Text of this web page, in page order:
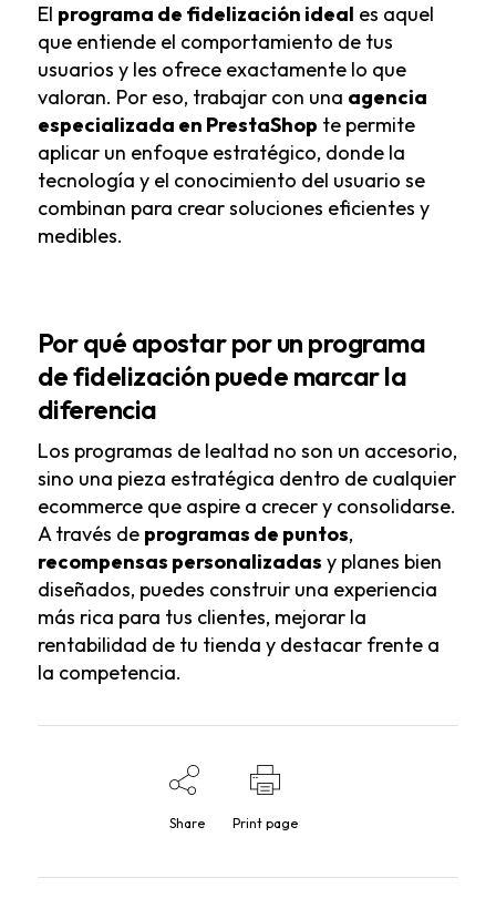
El programa de fidelización ideal es aquel
que entiende el comportamiento de tus
usuarios y les ofrece exactamente lo que
valoran. Por eso, trabajar con una agencia
especializada en PrestaShop te permite
aplicar un enfoque estratégico, donde la
tecnología y el conocimiento del usuario se
combinan para crear soluciones eficientes y
medibles.
Por qué apostar por un programa
de fidelización puede marcar la
diferencia
Los programas de lealtad no son un accesorio,
sino una pieza estratégica dentro de cualquier
ecommerce que aspire a crecer y consolidarse.
A través de programas de puntos,
recompensas personalizadas y planes bien
diseñados, puedes construir una experiencia
más rica para tus clientes, mejorar la
rentabilidad de tu tienda y destacar frente a
la competencia.
Share Print page